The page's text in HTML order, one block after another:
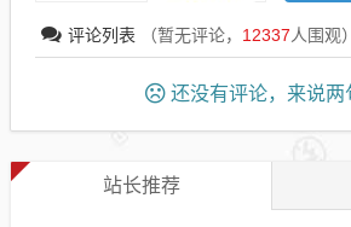
评论列表 （暂无评论， 12337人围观）
还没有评论，来说两
站长推荐